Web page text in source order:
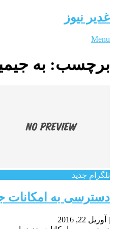
غدیر نیوز
Menu
برچسب: به
تلگرام جدید
دسترسی به امکانات
| آوریل 22, 2016